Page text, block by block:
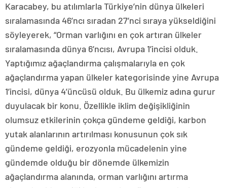
Karacabey, bu atılımlarla Türkiye’nin dünya ülkeleri
sıralamasında 46’ncı sıradan 27’nci sıraya yükseldiğini
söyleyerek, “Orman varlığını en çok artıran ülkeler
sıralamasında dünya 6’ncısı, Avrupa 1’incisi olduk.
Yaptığımız ağaçlandırma çalışmalarıyla en çok
ağaçlandırma yapan ülkeler kategorisinde yine Avrupa
1’incisi, dünya 4’üncüsü olduk. Bu ülkemiz adına gurur
duyulacak bir konu. Özellikle iklim değişikliğinin
olumsuz etkilerinin çokça gündeme geldiği, karbon
yutak alanlarının artırılması konusunun çok sık
gündeme geldiği, erozyonla mücadelenin yine
gündemde olduğu bir dönemde ülkemizin
ağaçlandırma alanında, orman varlığını artırma